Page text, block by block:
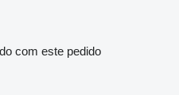
com este pedido